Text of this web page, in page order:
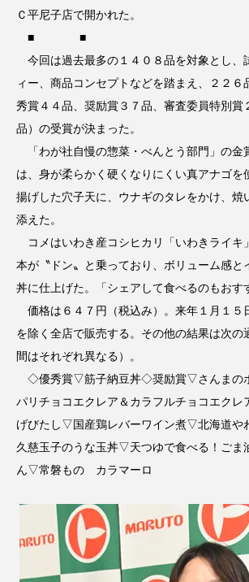
Ｃ平尼子店で開かれた。
■ ■
今回は過去最多の１４０８品を対象とし、
ィー、商品コンセプトなどを踏まえ、２２６
秀賞４４品、奨励賞３７品、審査委員特別賞
品）の受賞が決まった。
「わが社自慢の惣菜・べんとう部門」の金
は、身が柔らかく硬くなりにくい真アナゴを
揚げした穴子天に、ウナギのタレをかけ、焼
添えた。
コメはいわき産コシヒカリ「いわきライキ
本が〝ドン〟と乗っており、ボリューム感と
丼に仕上げた。「シェアして食べるのもおす
価格は６４７円（税込み）。来年１月１５
を除く全店で販売する。その他の結果は次の
間はそれぞれ異なる）。
◇優秀賞▽筋子納豆丼◇奨励賞▽さんまの
パリチョコエクレア＆カラフルチョコエク
げびたし▽国産鶏レバーワイン煮▽北海道や
久慈玉子のうな玉丼▽天つゆで食べる！ごま
ん▽常磐もの カラマーロ